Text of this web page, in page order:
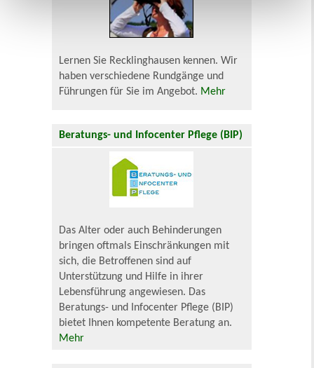
Lernen Sie Recklinghausen kennen. Wir
haben verschiedene Rundgänge und
Führungen für Sie im Angebot. Mehr
Beratungs- und Infocenter Pflege (BIP)
Das Alter oder auch Behinderungen
bringen oftmals Einschränkungen mit
sich, die Betroffenen sind auf
Unterstützung und Hilfe in ihrer
Lebensführung angewiesen. Das
Beratungs- und Infocenter Pflege (BIP)
bietet Ihnen kompetente Beratung an.
Mehr